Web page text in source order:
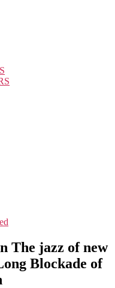
The jazz of new
Blockade of